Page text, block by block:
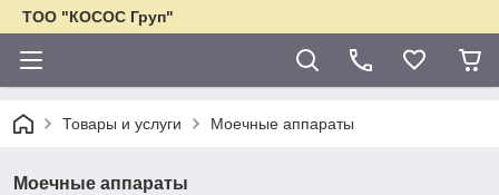
ТОО "КОСОС Груп"
Товары и услуги Моечные аппараты
Моечные аппараты